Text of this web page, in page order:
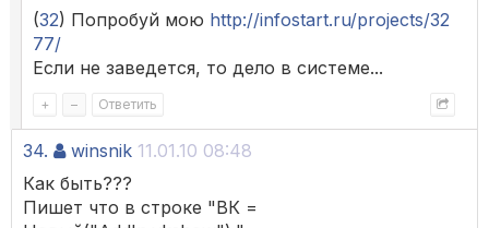
(32) Попробуй мою http://infostart.ru/projects/32
77/
Если не заведется, то дело в системе...
+ – Ответить
34. winsnik 11.01.10 08:48
Как быть???
Пишет что в строке "ВК =